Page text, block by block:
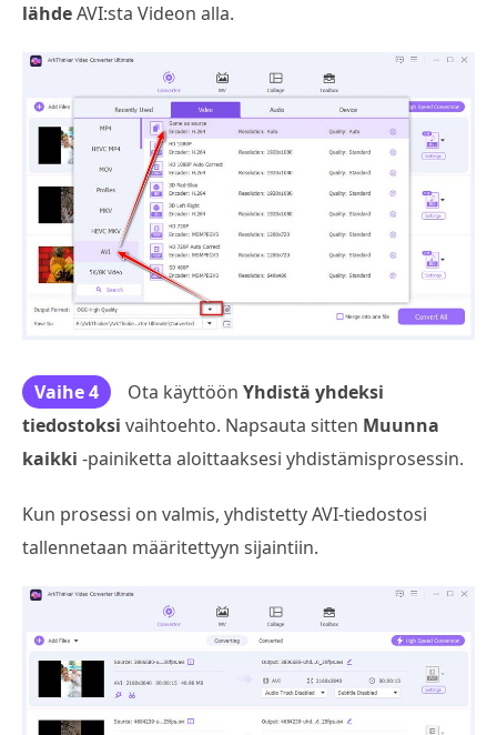
lähdeAVI:sta Videon alla.
Vaihe 4 Ota käyttöön Yhdistä yhdeksi
tiedostoksi vaihtoehto. Napsauta sitten Muunna
kaikki -painiketta aloittaaksesi yhdistämisprosessin.
Kun prosessi on valmis, yhdistetty AVI-tiedostosi
tallennetaan määritettyyn sijaintiin.